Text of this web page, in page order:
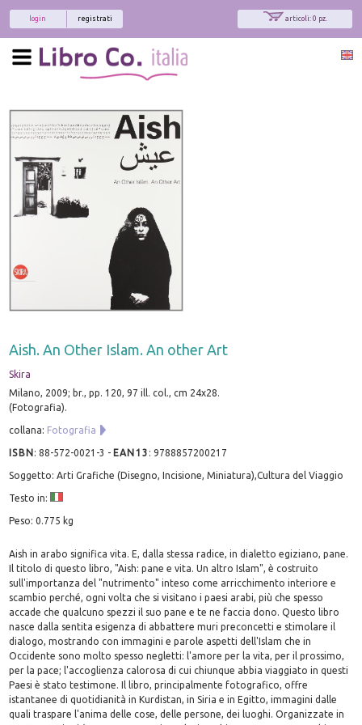
articoli: 0 pz.
registrati
login
Aish. An Other Islam. An other Art
Skira
Milano, 2009; br., pp. 120, 97 ill. col., cm 24x28.
(Fotografia).
collana: Fotografia
ISBN:88-572-0021-3 - EAN13 :9788857200217
Soggetto: Arti Grafiche (Disegno, Incisione, Miniatura),Cultura del Viaggio
Testo in:
Peso: 0.775 kg
Aish in arabo significa vita. E, dalla stessa radice, in dialetto egiziano, pane.
Il titolo di questo libro, "Aish: pane e vita. Un altro Islam", è costruito
sull'importanza del "nutrimento" inteso come arricchimento interiore e
scambio perché, ogni volta che si visitano i paesi arabi, più che spesso
accade che qualcuno spezzi il suo pane e te ne faccia dono. Questo libro
nasce dalla sentita esigenza di abbattere muri preconcetti e stimolare il
dialogo, mostrando con immagini e parole aspetti dell'Islam che in
Occidente sono molto spesso negletti: l'amore per la vita, per il prossimo,
per la pace; l'accoglienza calorosa di cui chiunque abbia viaggiato in questi
Paesi è stato testimone. Il libro, principalmente fotografico, offre
istantanee di quotidianità in Kurdistan, in Siria e in Egitto, immagini dalle
quali traspare l'anima delle cose, delle persone, dei luoghi. Organizzate in